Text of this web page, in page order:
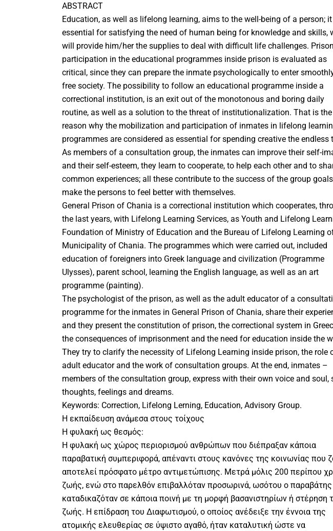
ABSTRACT
Education, as well as lifelong learning, aims to the well-being of a person;
essential for satisfying the need of human being for knowledge and skills,
will provide him/her the supplies to deal with difficult life challenges.
participation in the educational programmes inside prison is evaluated as
critical, since they can prepare the inmate psychologically to enter
free society. The possibility to follow an educational programme inside a
correctional institution, is an exit out of the monotonous and boring daily
routine, as well as a solution to the threat of institutionalization. That is the
reason why the mobilization and participation of inmates in lifelong
programmes are considered as essential for spending creative the endless
As members of a consultation group, the inmates can improve their self-
and their self-esteem, they learn to cooperate, to help each other and to
common experiences; all these contribute to the success of the group
make the persons to feel better with themselves.
General Prison of Chania is a correctional institution which cooperates,
the last years, with Lifelong Learning Services, as Youth and Lifelong
Foundation of Ministry of Education and the Bureau of Lifelong Learning
Municipality of Chania. The programmes which were carried out, included
education of foreigners into Greek language and civilization (Programme
Ulysses), parent school, learning the English language, as well as an art
programme (painting).
The psychologist of the prison, as well as the adult educator of a
programme for the inmates in General Prison of Chania, share their
and they present the constitution of prison, the correctional system in
the consequences of imprisonment and the need for education inside the
They try to clarify the necessity of Lifelong Learning inside prison, the role
adult educator and the work of consultation groups. At the end, inmates –
members of the consultation group, express with their own voice and soul,
thoughts, feelings and dreams.
Keywords: Correction, Lifelong Lerning, Education, Advisory Group.
Η εκπαίδευση ανάμεσα στους τοίχους
Η φυλακή ως θεσμός:
Η φυλακή ως χώρος περιορισμού ανθρώπων που διέπραξαν κάποια
παραβατική συμπεριφορά, απέναντι στους κανόνες της κοινωνίας που
αποτελεί πρόσφατο μέτρο αντιμετώπισης. Μετρά μόλις 200 περίπου
ζωής, ενώ στο παρελθόν επιβαλλόταν προσωρινά, ωσότου ο παραβάτης
καταδικαζόταν σε κάποια ποινή με τη μορφή βασανιστηρίων ή στέρηση
ζωής. Η επίδραση του Διαφωτισμού, ο οποίος ανέδειξε την έννοια της
ατομικής ελευθερίας σε ύψιστο αγαθό, ήταν καταλυτική ώστε να